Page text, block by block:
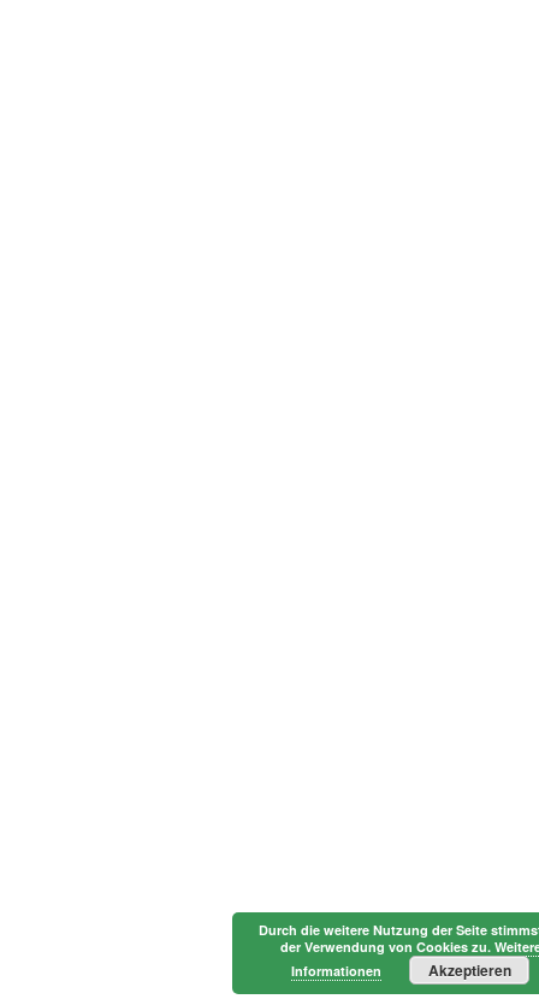
Durch die weitere Nutzung der Seite
der Verwendung von Cookies zu.
Informationen
Akzeptieren